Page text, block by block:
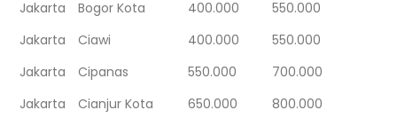
Jakarta
Bogor Kota 400.000
550.000
Jakarta
Ciawi 400.000
550.000
Jakarta
Cipanas 550.000
700.000
Jakarta
Cianjur Kota 650.000
800.000